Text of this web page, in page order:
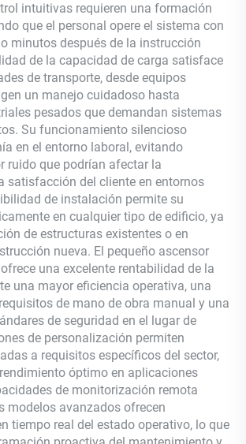
intuitivas requieren una formación
que el personal opere el sistema con
minutos después de la instrucción
de la capacidad de carga satisface
de transporte, desde equipos
un manejo cuidadoso hasta
pesados que demandan sistemas
Su funcionamiento silencioso
en el entorno laboral, evitando
ruido que podrían afectar la
satisfacción del cliente en entornos
de instalación permite su
en cualquier tipo de edificio, ya
de estructuras existentes o en
nueva. El pequeño ascensor
una excelente rentabilidad de la
una mayor eficiencia operativa, una
de mano de obra manual y una
de seguridad en el lugar de
de personalización permiten
a requisitos específicos del sector,
óptimo en aplicaciones
de monitorización remota
modelos avanzados ofrecen
tiempo real del estado operativo, lo que